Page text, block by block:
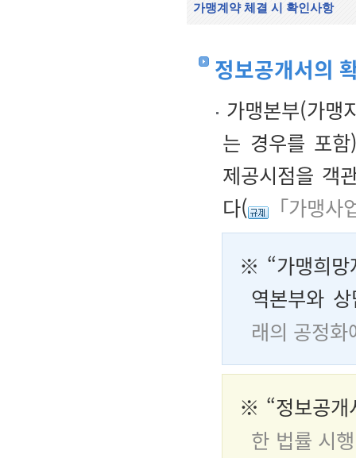
가맹계약 체결 시 확인사항
정보공개서의
가맹본부(가맹
는 경우를 포
제공시점을 객
다(
「가맹
※ “가맹희망
역본부와
래의 공정
※ “정보공개
한 법률 시